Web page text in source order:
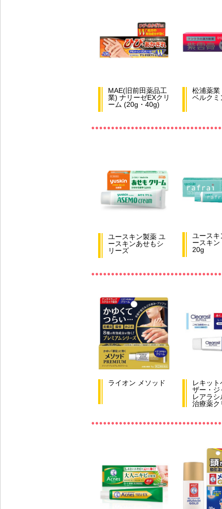
MAE(旧前田薬品工
業) ナリーゼEXクリ
ーム (20g・40g)
松浦薬業
ベルクミ
ユースキン製薬 ユ
ースキンあせもシ
リーズ
ユースキ
ースキン
20g
ライオン メソッド
レキッ
ザー・ジ
レアラ
治療薬ク